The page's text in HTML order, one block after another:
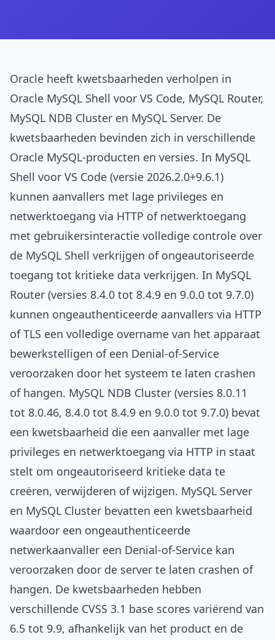
Oracle heeft kwetsbaarheden verholpen in
Oracle MySQL Shell voor VS Code, MySQL Router,
MySQL NDB Cluster en MySQL Server. De
kwetsbaarheden bevinden zich in verschillende
Oracle MySQL-producten en versies. In MySQL
Shell voor VS Code (versie 2026.2.0+9.6.1)
kunnen aanvallers met lage privileges en
netwerktoegang via HTTP of netwerktoegang
met gebruikersinteractie volledige controle over
de MySQL Shell verkrijgen of ongeautoriseerde
toegang tot kritieke data verkrijgen. In MySQL
Router (versies 8.4.0 tot 8.4.9 en 9.0.0 tot 9.7.0)
kunnen ongeauthenticeerde aanvallers via HTTP
of TLS een volledige overname van het apparaat
bewerkstelligen of een Denial-of-Service
veroorzaken door het systeem te laten crashen
of hangen. MySQL NDB Cluster (versies 8.0.11
tot 8.0.46, 8.4.0 tot 8.4.9 en 9.0.0 tot 9.7.0) bevat
een kwetsbaarheid die een aanvaller met lage
privileges en netwerktoegang via HTTP in staat
stelt om ongeautoriseerd kritieke data te
creëren, verwijderen of wijzigen. MySQL Server
en MySQL Cluster bevatten een kwetsbaarheid
waardoor een ongeauthenticeerde
netwerkaanvaller een Denial-of-Service kan
veroorzaken door de server te laten crashen of
hangen. De kwetsbaarheden hebben
verschillende CVSS 3.1 base scores variërend van
6.5 tot 9.9, afhankelijk van het product en de